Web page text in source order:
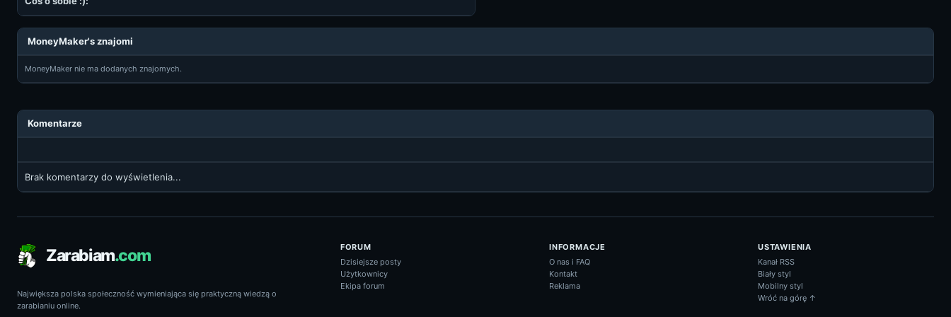
MoneyMaker's znajomi
MoneyMaker nie ma dodanych znajomych.
Komentarze
Brak komentarzy do wyświetlenia...
Zarabiam.com
Największa polska społeczność wymieniająca się praktyczną wiedzą o
zarabianiu online.
FORUM
Dzisiejsze posty
Użytkownicy
Ekipa forum
INFORMACJE
O nas i FAQ
Kontakt
Reklama
USTAWIENIA
Kanał RSS
Biały styl
Mobilny styl
Wróć na górę ↑